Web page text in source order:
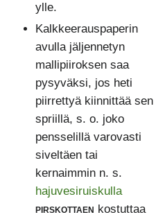
ylle.
Kalkkeerauspaperin
avulla jäljennetyn
mallipiiroksen saa
pysyväksi, jos heti
piirrettyä kiinnittää sen
spriillä, s. o. joko
pensselillä varovasti
siveltäen tai
kernaimmin n. s.
hajuvesiruiskulla
pirskottaen kostuttaa